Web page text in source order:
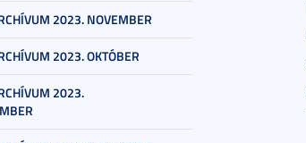
2023. NOVEMBER
2023. OKTÓBER
2023.